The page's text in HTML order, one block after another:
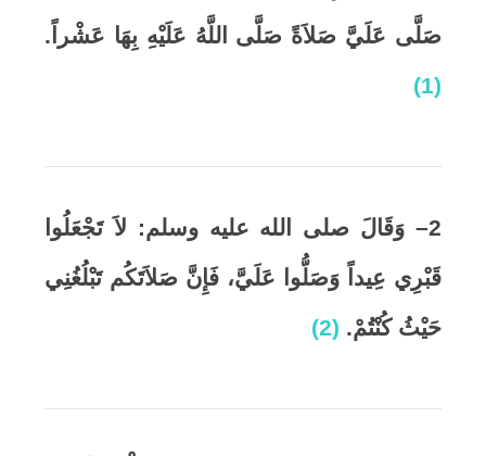
صَلَّى عَلَيَّ صَلاَةً صَلَّى اللَّهُ عَلَيْهِ بِهَا عَشْراً .
(1)
2– وَقَالَ صلى الله عليه وسلم: لاَ تَجْعَلُوا
قَبْرِي عِيداً وَصَلُّوا عَلَيَّ، فَإِنَّ صَلاَتَكُم تَبْلُغُنِي
حَيْثُ كُنْتُمْ.
(2)